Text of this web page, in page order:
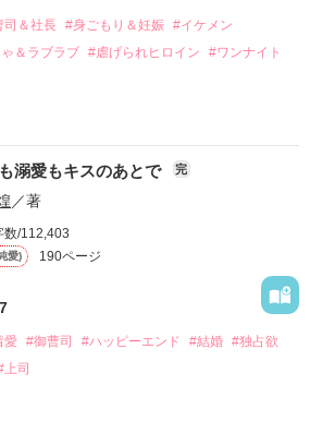
いたくないと思っていた哲平に
す。
してしまった。
と知った哲平は
う』と真っ直ぐに告げてきた。
好きという気持ちを隠すことなく
桜がストーカー被害に
同居を提案してきて――。
い)
司＆社長 #身ごもり＆妊娠 #イケメン
＆ラブラブ #虐げられヒロイン
#ワンナイト
の職場でうまくいかなかった梅田美
していたところ、日本人美青年と出会
限りの関係となる。
職場でワンナイトした美青年と再会。
る財閥御曹司にも関わらず、一族を離
実業家、社内でも冷徹だと評判な社長
たのだ――！
の世話係を命じられた美桜は、猫の世
の関係となってしまい――？
溺愛もキスのあとで 完
／著
数/112,403
愛) 190ページ
愛 #御曹司 #ハッピーエンド #結婚 #独占欲
上司